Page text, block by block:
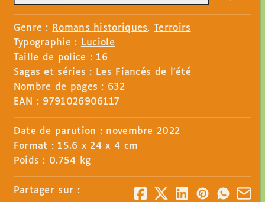
Genre : Romans historiques,Terroirs
Typographie : Luciole
Taille de police : 16
Sagas et séries : Les Fiancés de l'été
Nombre de pages : 632
EAN : 9791026906117
Date de parution : novembre 2022
Format : 15.6 x 24 x 4 cm
Poids : 0.754 kg
Partager sur :